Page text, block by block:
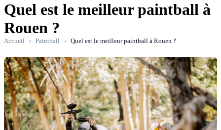
Quel est le meilleur paintball à
Rouen ?
Accueil › Paintball › Quel est le meilleur paintball à Rouen ?